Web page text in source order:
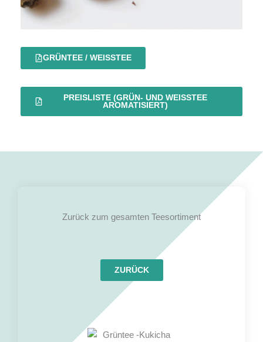
GRÜNTEE / WEISSTEE
PREISLISTE (GRÜN- UND WEISSTEE
AROMATISIERT)
Zurück zum gesamten Teesortiment
ZURÜCK